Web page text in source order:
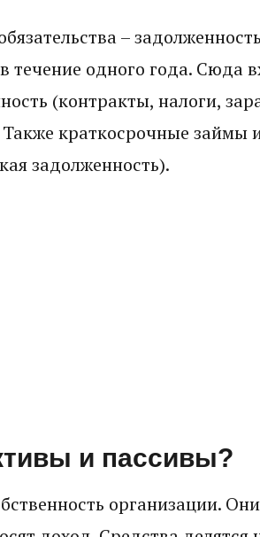
–
течение одного года. Сюда
(контракты, налоги,
краткосрочные займы
задолженность).
и пассивы?
организации.